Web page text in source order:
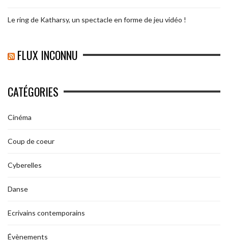
Le ring de Katharsy, un spectacle en forme de jeu vidéo !
FLUX INCONNU
CATÉGORIES
Cinéma
Coup de coeur
Cyberelles
Danse
Ecrivains contemporains
Évènements